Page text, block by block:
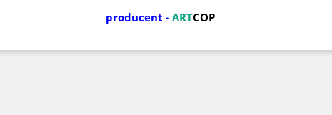
producent - ARTCOP